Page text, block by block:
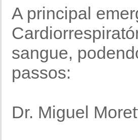
A principal
sangue,
passos:
Dr. Miguel